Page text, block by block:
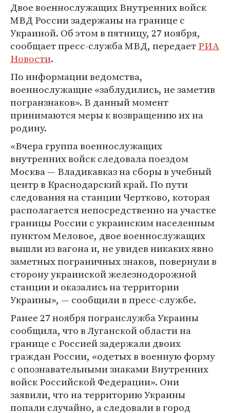
Двое военнослужащих Внутренних войск
МВД России задержаны на границе с
Украиной. Об этом в пятницу, 27 ноября,
сообщает пресс-служба МВД, передаетРИА
Новости.
По информации ведомства,
военнослужащие «заблудились, не заметив
погранзнаков». В данный момент
принимаются меры к возвращению их на
родину.
«Вчера группа военнослужащих
внутренних войск следовала поездом
Москва — Владикавказ на сборы в учебный
центр в Краснодарский край. По пути
следования на станции Чертково, которая
располагается непосредственно на участке
границы России с украинским населенным
пунктом Меловое, двое военнослужащих
вышли из вагона и, не увидев никаких явно
заметных пограничных знаков, повернули в
сторону украинской железнодорожной
станции и оказались на территории
Украины», — сообщили в пресс-службе.
Ранее 27 ноября погранслужба Украины
сообщила, что в Луганской области на
границе с Россией задержали двоих
граждан России, «одетых в военную форму
с опознавательными знаками Внутренних
войск Российской Федерации». Они
заявили, что на территорию Украины
попали случайно, а следовали в город